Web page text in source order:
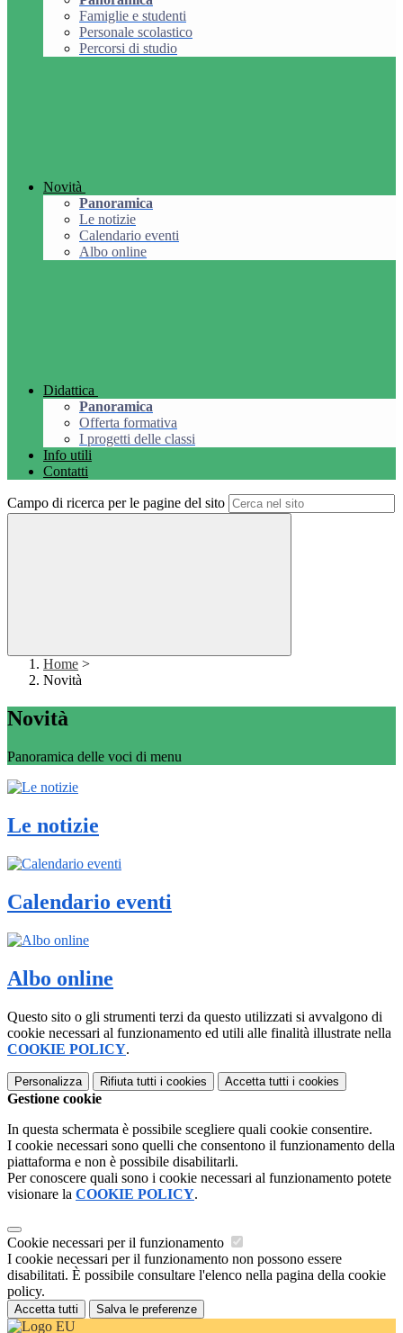
Famiglie e studenti
Personale scolastico
Percorsi di studio
Novità
Panoramica
Le notizie
Calendario eventi
Albo online
Didattica
Panoramica
Offerta formativa
I progetti delle classi
Info utili
Contatti
Campo di ricerca per le pagine del sito
Home >
Novità
Novità
Panoramica delle voci di menu
Le notizie
Calendario eventi
Albo online
Questo sito o gli strumenti terzi da questo utilizzati si avvalgono di
cookie necessari al funzionamento ed utili alle finalità illustrate nella
COOKIE POLICY.
Personalizza Rifiuta tutti i cookies Accetta tutti i cookies
Gestione cookie
In questa schermata è possibile scegliere quali cookie consentire.
I cookie necessari sono quelli che consentono il funzionamento della
piattaforma e non è possibile disabilitarli.
Per conoscere quali sono i cookie necessari al funzionamento potete
visionare la COOKIE POLICY.
Cookie necessari per il funzionamento
I cookie necessari per il funzionamento non possono essere
disabilitati. È possibile consultare l'elenco nella pagina della cookie
policy.
Accetta tutti Salva le preferenze